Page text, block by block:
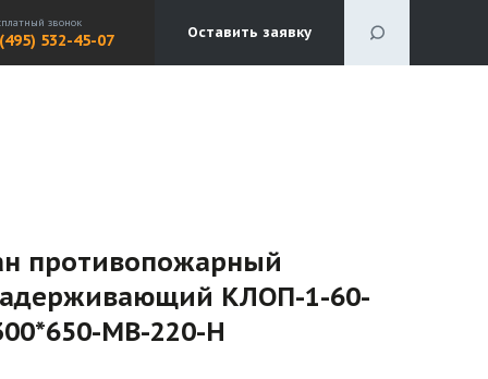
звонок
532-45-07 Оставить заявку
противопожарный
КЛОП-1-60-
МВ-220-H